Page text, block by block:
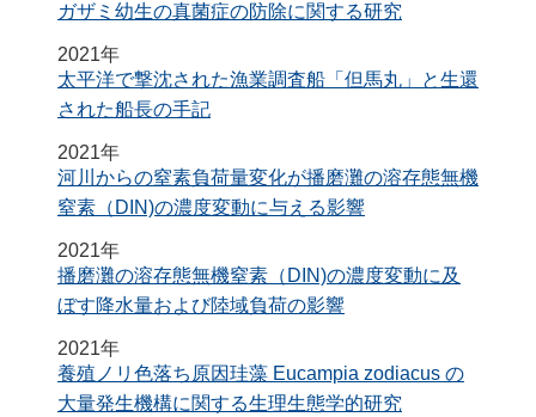
ガザミ幼生の真菌症の防除に関する研究
2021年
太平洋で撃沈された漁業調査船「但馬丸」と生還
された船長の手記
2021年
河川からの窒素負荷量変化が播磨灘の溶存態無機
窒素（DIN)の濃度変動に与える影響
2021年
播磨灘の溶存態無機窒素（DIN)の濃度変動に及
ぼす降水量および陸域負荷の影響
2021年
養殖ノリ色落ち原因珪藻 Eucampia zodiacus の
大量発生機構に関する生理生態学的研究